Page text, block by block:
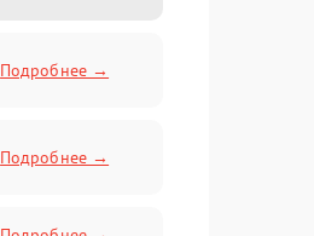
Подробнее →
Подробнее →